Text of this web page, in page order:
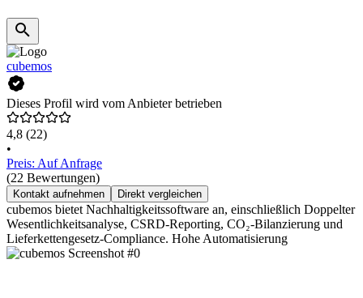
cubemos
Dieses Profil wird vom Anbieter betrieben
4,8 (22)
•
Preis: Auf Anfrage
(22 Bewertungen)
Kontakt aufnehmen Direkt vergleichen
cubemos bietet Nachhaltigkeitssoftware an, einschließlich Doppelter
Wesentlichkeitsanalyse, CSRD-Reporting, CO₂-Bilanzierung und
Lieferkettengesetz-Compliance. Hohe Automatisierung